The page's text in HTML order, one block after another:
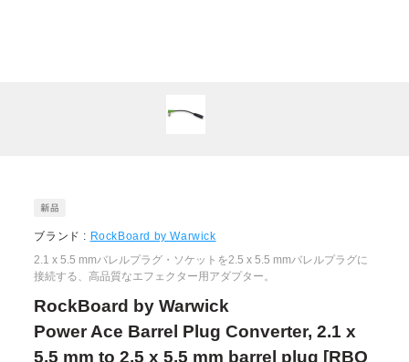
ブランド : RockBoard by Warwick
2.1 x 5.5 mmバレルプラグ・ソケットを2.5 x 5.5 mmバレルプラグに
接続する、高品質なエフェクター用アダプター。
RockBoard by Warwick
Power Ace Barrel Plug Converter, 2.1 x
5.5 mm to 2.5 x 5.5 mm barrel plug [RBO